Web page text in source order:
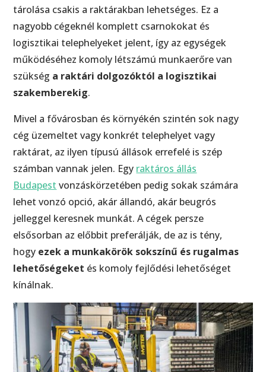
tárolása csakis a raktárakban lehetséges. Ez a
nagyobb cégeknél komplett csarnokokat és
logisztikai telephelyeket jelent, így az egységek
működéséhez komoly létszámú munkaerőre van
szükség a raktári dolgozóktól a logisztikai
szakemberekig.
Mivel a fővárosban és környékén szintén sok nagy
cég üzemeltet vagy konkrét telephelyet vagy
raktárat, az ilyen típusú állások errefelé is szép
számban vannak jelen. Egy raktáros állás
Budapest vonzáskörzetében pedig sokak számára
lehet vonzó opció, akár állandó, akár beugrós
jelleggel keresnek munkát. A cégek persze
elsősorban az előbbit preferálják, de az is tény,
hogy ezek a munkakörök sokszínű és rugalmas
lehetőségeket és komoly fejlődési lehetőséget
kínálnak.